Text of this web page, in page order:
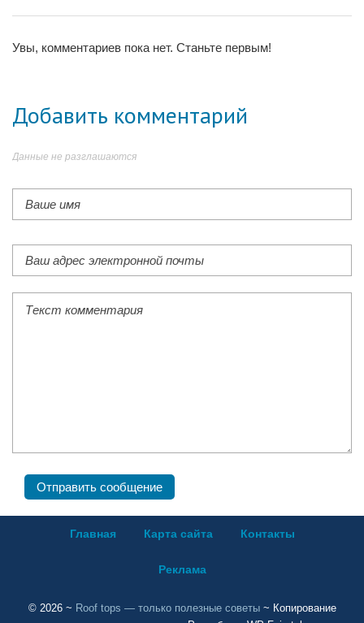
Увы, комментариев пока нет. Станьте первым!
Добавить комментарий
Данные не разглашаются
Главная Карта сайта Контакты
Реклама
© 2026~ Roof tops — только полезные советы~ Копирование